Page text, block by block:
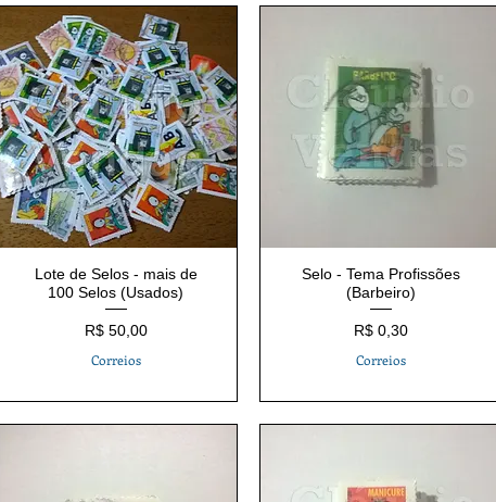
Lote de Selos - mais de
100 Selos (Usados)
Preço
R$ 50,00
Correios
Selo - Tema Profissões
(Barbeiro)
Preço
R$ 0,30
Correios